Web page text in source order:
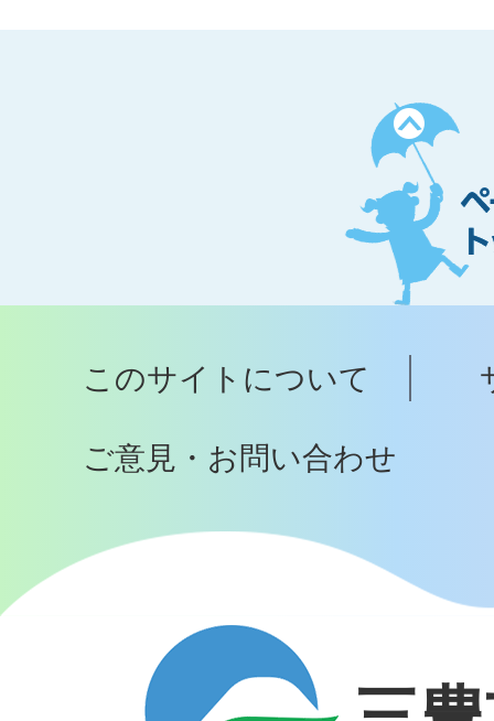
ペ
ー
ジ
ト
ッ
へ
このサイトについて
ご意見・お問い合わせ